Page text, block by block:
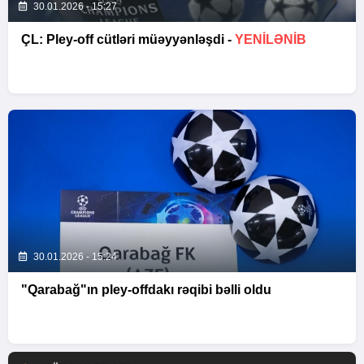
30.01.2026 - 15:27
ÇL: Pley-off cütləri müəyyənləşdi - YENİLƏNİB
30.01.2026 - 15:24
"Qarabağ"ın pley-offdakı rəqibi bəlli oldu